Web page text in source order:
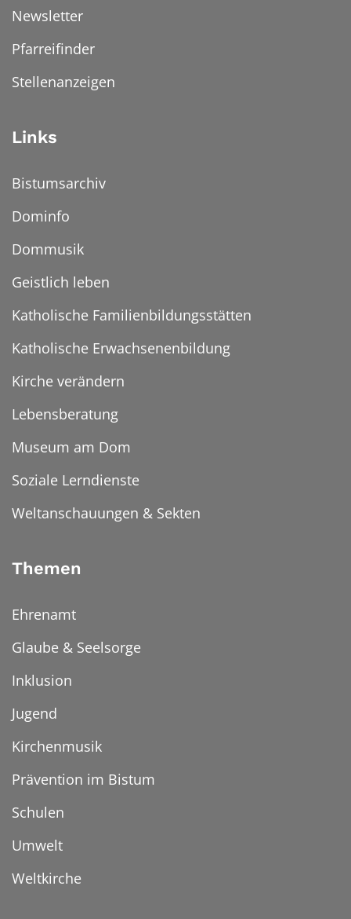
Newsletter
Pfarreifinder
Stellenanzeigen
Links
Bistumsarchiv
Dominfo
Dommusik
Geistlich leben
Katholische Familienbildungsstätten
Katholische Erwachsenenbildung
Kirche verändern
Lebensberatung
Museum am Dom
Soziale Lerndienste
Weltanschauungen & Sekten
Themen
Ehrenamt
Glaube & Seelsorge
Inklusion
Jugend
Kirchenmusik
Prävention im Bistum
Schulen
Umwelt
Weltkirche